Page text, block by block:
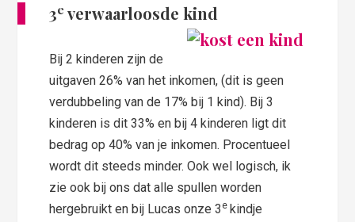
3e verwaarloosde kind
Bij 2 kinderen zijn de
uitgaven 26% van het inkomen, (dit is geen
verdubbeling van de 17% bij 1 kind). Bij 3
kinderen is dit 33% en bij 4 kinderen ligt dit
bedrag op 40% van je inkomen. Procentueel
wordt dit steeds minder. Ook wel logisch, ik
zie ook bij ons dat alle spullen worden
hergebruikt en bij Lucas onze 3 ekindje